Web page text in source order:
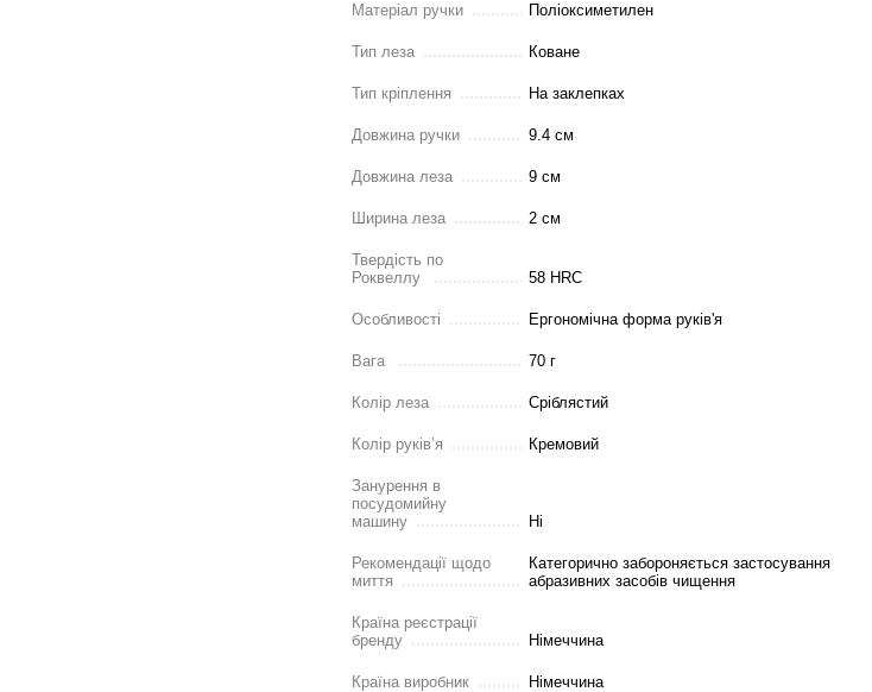
Матеріал ручки Поліоксиметилен
Тип леза Коване
Тип кріплення На заклепках
Довжина ручки 9.4 см
Довжина леза 9 см
Ширина леза 2 см
Твердість по
Роквеллу
58 HRC
Особливості Ергономічна форма руків'я
Вага 70 г
Колір леза Сріблястий
Колір руків’я Кремовий
Занурення в
посудомийну
машину
Ні
Рекомендації щодо
миття
Категорично забороняється застосування
абразивних засобів чищення
Країна реєстрації
бренду
Німеччина
Країна виробник Німеччина